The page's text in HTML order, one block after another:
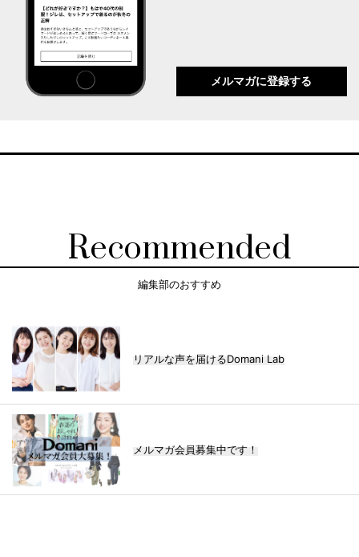
メルマガに登録する
Recommended
編集部のおすすめ
リアルな声を届けるDomani Lab
メルマガ会員募集中です！